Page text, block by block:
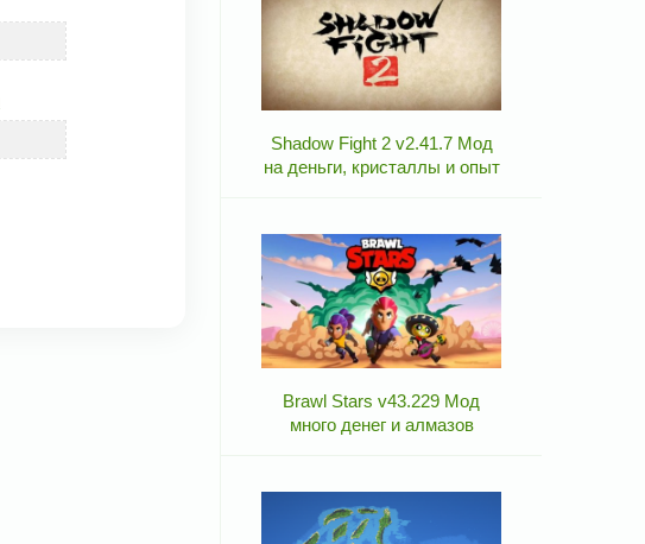
Shadow Fight 2 v2.41.7 Мод
на деньги, кристаллы и опыт
Brawl Stars v43.229 Мод
много денег и алмазов